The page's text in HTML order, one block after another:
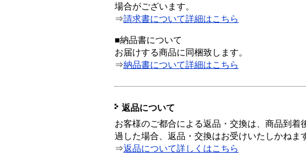
場合がございます。
⇒請求書について詳細はこちら
■納品書について
お届けする商品に同梱致します。
⇒納品書について詳細はこちら
返品について
お客様のご都合による返品・交換は、商品到
過した場合、返品・交換はお受けいたしかねま
⇒返品について詳しくはこちら